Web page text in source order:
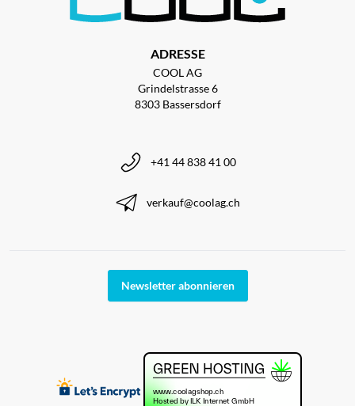
ADRESSE
COOL AG
Grindelstrasse 6
8303 Bassersdorf
+41 44 838 41 00
verkauf@coolag.ch
Newsletter abonnieren